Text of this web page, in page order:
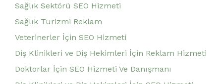
Sağlık Sektörü SEO Hizmeti
Sağlık Turizmi Reklam
Veterinerler İçin SEO Hizmeti
Diş Klinikleri ve Diş Hekimleri İçin Reklam Hizmeti
Doktorlar İçin SEO Hizmeti Ve Danışmanı